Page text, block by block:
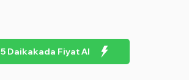
5 Daikakada Fiyat Al